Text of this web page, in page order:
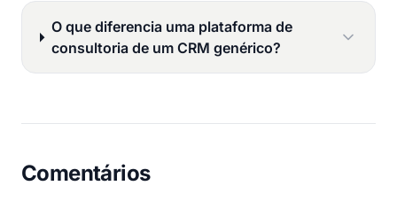
O que diferencia uma plataforma de
consultoria de um CRM genérico?
Comentários